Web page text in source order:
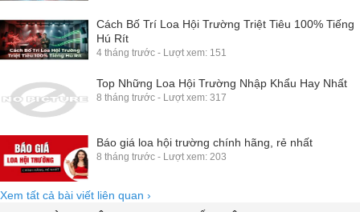
Cách Bố Trí Loa Hội Trường Triệt Tiêu 100% Tiếng
Hú Rít
4 tháng trước - Lượt xem: 151
Top Những Loa Hội Trường Nhập Khẩu Hay Nhất
8 tháng trước - Lượt xem: 317
Báo giá loa hội trường chính hãng, rẻ nhất
8 tháng trước - Lượt xem: 203
Xem tất cả bài viết liên quan ›